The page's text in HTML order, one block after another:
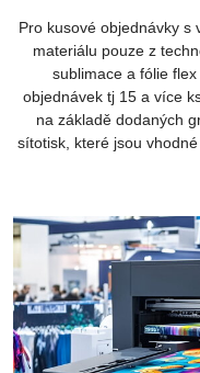
Pro kusové objednávky s
materiálu pouze z
sublimace a fólie
objednávek tj 15 a více
na základě dodaných
sítotisk, které jsou